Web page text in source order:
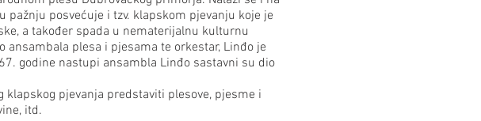
posvećuje i tzv. klapskom pjevanju koje je
a također spada u nematerijalnu kulturnu
plesa i pjesama te orkestar, Linđo je
godine nastupi ansambla Linđo sastavni su dio
pjevanja predstaviti plesove, pjesme i
itd.